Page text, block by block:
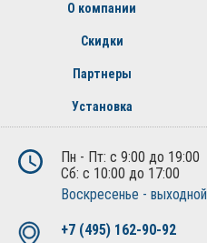
О компании
Скидки
Партнеры
Установка
Пн - Пт: с 9:00 до 19:00
Сб: с 10:00 до 17:00
Воскресенье - выходной
+7 (495) 162-90-92